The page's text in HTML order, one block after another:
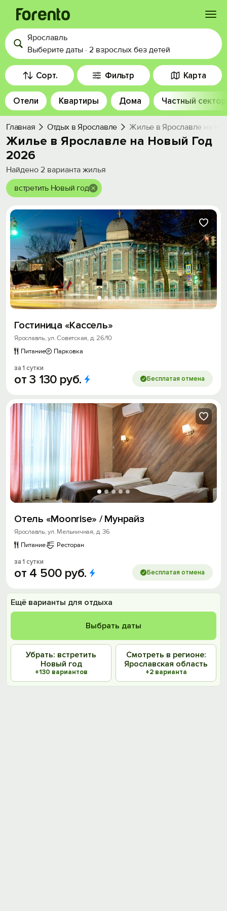
Войти
Избранное
История просмотра
Добавить свой объект
Ярославль
Выберите даты · 2 взрослых без детей
Сорт. Фильтр Карта
Отели Квартиры Дома Частный сектор
Главная Отдых в Ярославле Жилье в Ярославле на
Жилье в Ярославле на Новый Год
2026
Найдено 2 варианта жилья
встретить Новый год
Гостиница «Кассель»
Ярославль, ул. Советская, д. 26/10
Питание
Парковка
за 1 сутки
от3 130 руб. Бесплатая отмена
Отель «Moonrise» / Мунрайз
Ярославль, ул. Мельничная, д. 36
Питание
Ресторан
за 1 сутки
от 4 500 руб. Бесплатая отмена
Ещё варианты для отдыха
Выбрать даты
Убрать: встретить
Новый год
+130 вариантов
Смотреть в регионе:
Ярославская область
+2 варианта